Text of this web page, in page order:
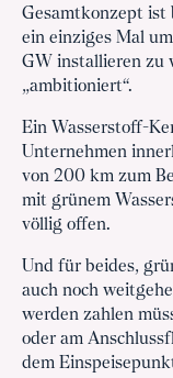
Gesamtkonzept
ein einziges Mal
GW installieren zu
„ambitioniert“.
Ein Wasserstoff-
Unternehmen
von 200 km zum
mit grünem
völlig offen.
Und für beides,
auch noch
werden zahlen
oder am
dem